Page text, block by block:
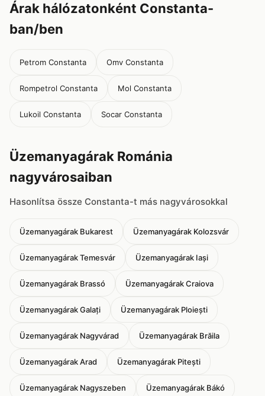
Árak hálózatonként Constanta-
ban/ben
Petrom Constanta Omv Constanta
Rompetrol Constanta Mol Constanta
Lukoil Constanta Socar Constanta
Üzemanyagárak Románia
nagyvárosaiban
Hasonlítsa össze Constanta-t más nagyvárosokkal
Üzemanyagárak Bukarest Üzemanyagárak Kolozsvár
Üzemanyagárak Temesvár Üzemanyagárak Iași
Üzemanyagárak Brassó Üzemanyagárak Craiova
Üzemanyagárak Galați Üzemanyagárak Ploiești
Üzemanyagárak Nagyvárad Üzemanyagárak Brăila
Üzemanyagárak Arad Üzemanyagárak Pitești
Üzemanyagárak Nagyszeben Üzemanyagárak Bákó